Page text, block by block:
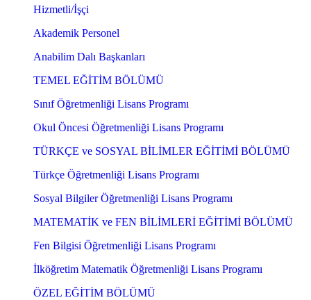
Hizmetli/İşçi
Akademik Personel
Anabilim Dalı Başkanları
TEMEL EĞİTİM BÖLÜMÜ
Sınıf Öğretmenliği Lisans Programı
Okul Öncesi Öğretmenliği Lisans Programı
TÜRKÇE ve SOSYAL BİLİMLER EĞİTİMİ BÖLÜMÜ
Türkçe Öğretmenliği Lisans Programı
Sosyal Bilgiler Öğretmenliği Lisans Programı
MATEMATİK ve FEN BİLİMLERİ EĞİTİMİ BÖLÜMÜ
Fen Bilgisi Öğretmenliği Lisans Programı
İlköğretim Matematik Öğretmenliği Lisans Programı
ÖZEL EĞİTİM BÖLÜMÜ